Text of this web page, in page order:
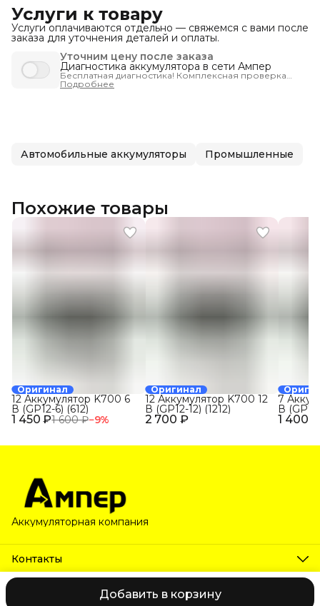
Добавить в корзину
Услуги к товару
Услуги оплачиваются отдельно — свяжемся с вами после
заказа для уточнения деталей и оплаты.
Уточним цену после заказа
Диагностика аккумулятора в сети Ампер
Бесплатная диагностика! Комплексная проверка
запуска автомобиля - чтобы вы были уверены, что
машина заведётся тогда, когда нужно.
Подробнее
Автомобильные аккумуляторы Промышленные
Похожие товары
Оригинал
1 450 ₽1 600 ₽−9%
12 Аккумулятор K700 6
В (GP12-6) (612)
Оригинал
2 700 ₽
12 Аккумулятор K700 12
В (GP12-12) (1212)
1 400 ₽
7
В (GP7-
Аккумуляторная компания
Контакты
Телефон
8 (800) 222-63-80
2026 © Ампер. Все права защищены.Оплата